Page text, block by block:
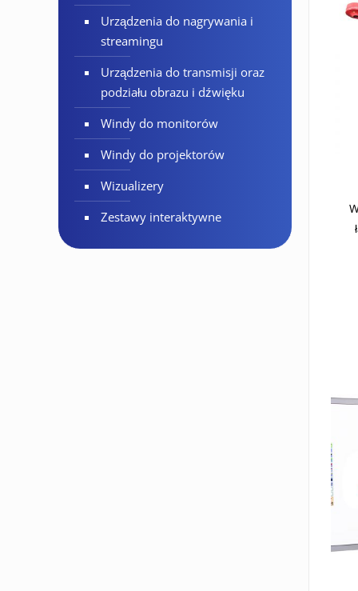
Urządzenia do nagrywania i
streamingu
Urządzenia do transmisji oraz
podziału obrazu i dźwięku
Windy do monitorów
Windy do projektorów
Wizualizery
Zestawy interaktywne